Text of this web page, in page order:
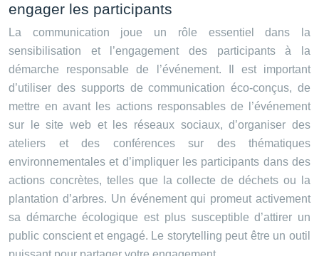
engager les participants
La communication joue un rôle essentiel dans la
sensibilisation et l’engagement des participants à la
démarche responsable de l’événement. Il est important
d’utiliser des supports de communication éco-conçus, de
mettre en avant les actions responsables de l’événement
sur le site web et les réseaux sociaux, d’organiser des
ateliers et des conférences sur des thématiques
environnementales et d’impliquer les participants dans des
actions concrètes, telles que la collecte de déchets ou la
plantation d’arbres. Un événement qui promeut activement
sa démarche écologique est plus susceptible d’attirer un
public conscient et engagé. Le storytelling peut être un outil